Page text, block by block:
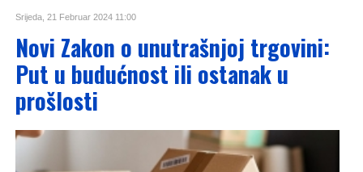
Srijeda, 21 Februar 2024 11:00
Novi Zakon o unutrašnjoj trgovini:
Put u budućnost ili ostanak u
prošlosti